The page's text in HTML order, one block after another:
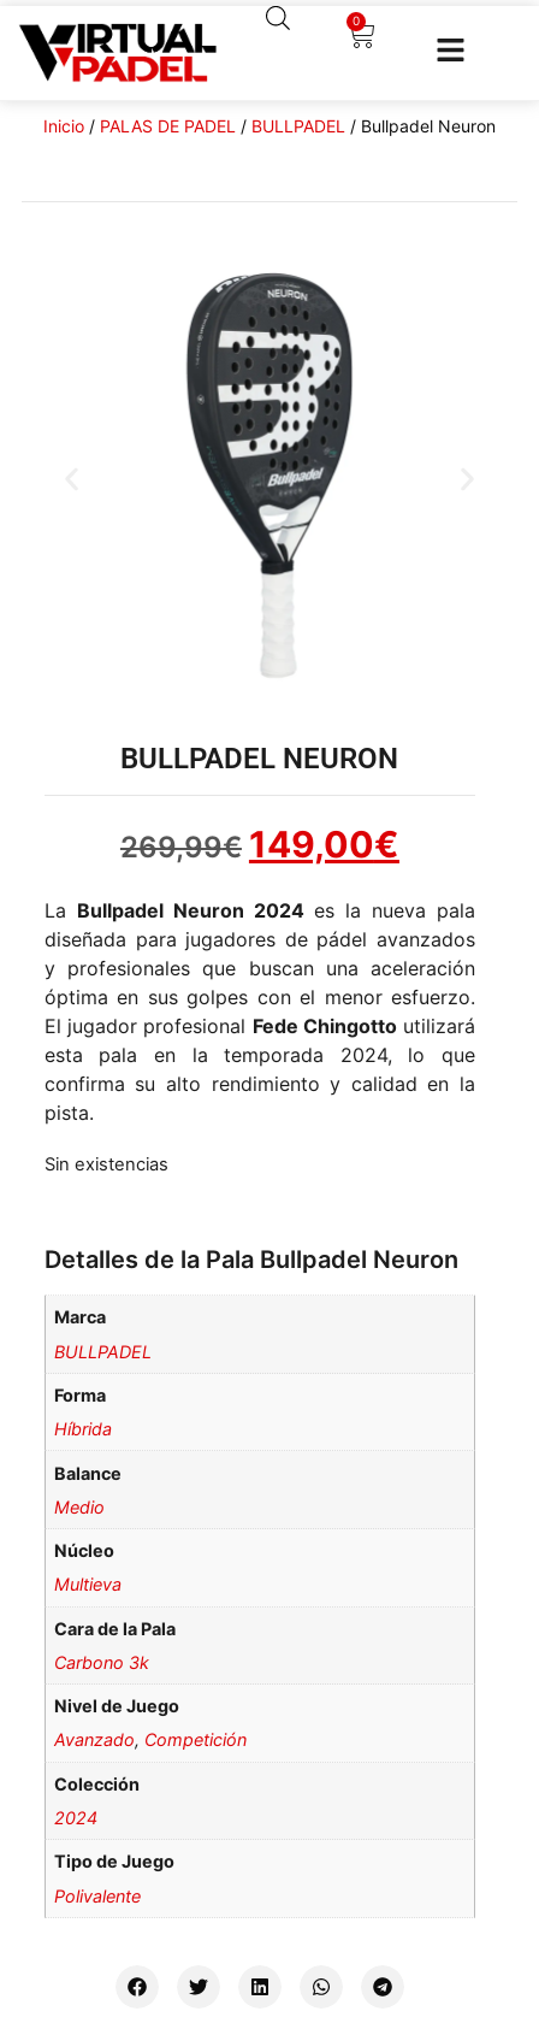
0
Inicio / PALAS DE PADEL / BULLPADEL / Bullpadel Neuron
BULLPADEL NEURON
269,99€ 149,00€
La Bullpadel Neuron 2024es la nueva pala
diseñada para jugadores de pádel avanzados
y profesionales que buscan una aceleración
óptima en sus golpes con el menor esfuerzo.
El jugador profesional Fede Chingottoutilizará
esta pala en la temporada 2024, lo que
confirma su alto rendimiento y calidad en la
pista.
Sin existencias
Detalles de la Pala Bullpadel Neuron
Marca
BULLPADEL
Forma
Híbrida
Balance
Medio
Núcleo
Multieva
Cara de la Pala
Carbono 3k
Nivel de Juego
Avanzado, Competición
Colección
2024
Tipo de Juego
Polivalente